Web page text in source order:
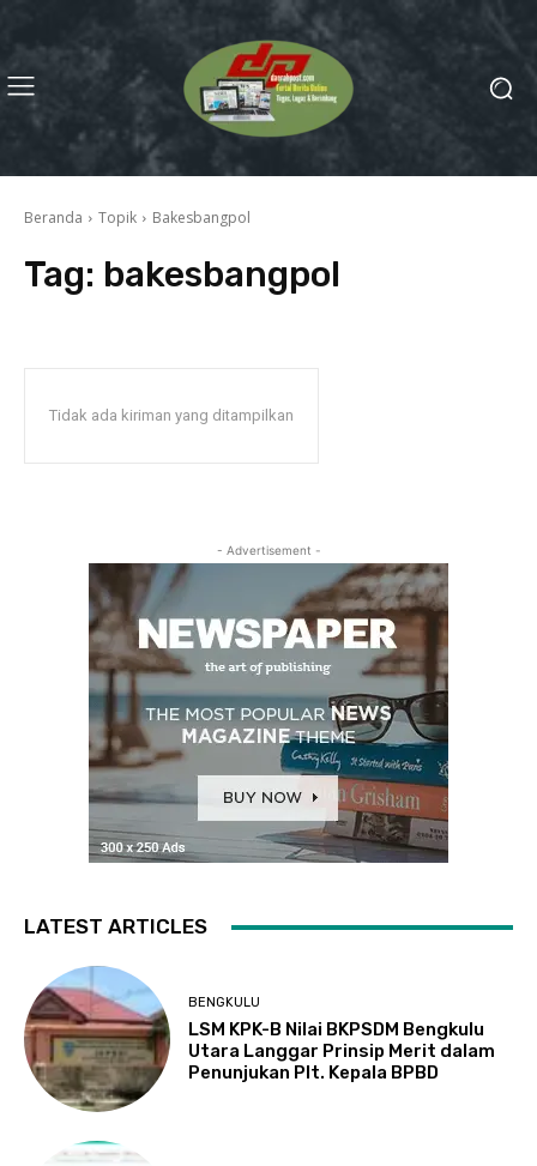
Beranda Topik Bakesbangpol
Tag: bakesbangpol
Tidak ada kiriman yang ditampilkan
- Advertisement -
LATEST ARTICLES
BENGKULU
LSM KPK-B Nilai BKPSDM Bengkulu
Utara Langgar Prinsip Merit dalam
Penunjukan Plt. Kepala BPBD